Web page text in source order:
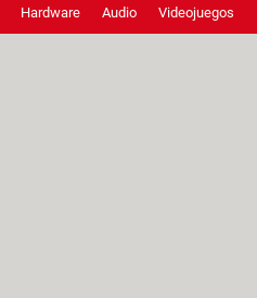
Hardware Audio Videojuegos